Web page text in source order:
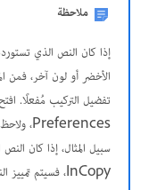
ملاحظة
إذا كان النص الذي
الأخضر أو لون آخر، فمن
سبيل المثال، إذا كان
InCopy، فسيتم تمييز النص باللون الوردي.